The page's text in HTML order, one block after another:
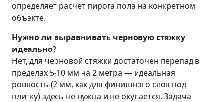
определяет расчёт пирога пола на конкретном
объекте.
Нужно ли выравнивать черновую стяжку
идеально?
Нет, для черновой стяжки достаточен перепад в
пределах 5-10 мм на 2 метра — идеальная
ровность (2 мм, как для финишного слоя под
плитку) здесь не нужна и не окупается. Задача